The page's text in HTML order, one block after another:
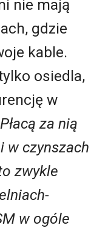
nie mają
gdzie
kable.
osiedla,
w
Płacą za nią
w czynszach
zwykle
w ogóle